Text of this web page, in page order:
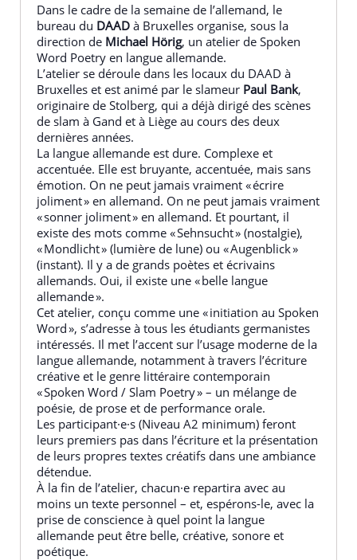
Dans le cadre de la semaine de l’allemand, le
bureau du DAAD à Bruxelles organise, sous la
direction de Michael Hörig, un atelier de Spoken
Word Poetry en langue allemande.
L’atelier se déroule dans les locaux du DAAD à
Bruxelles et est animé par le slameur Paul Bank,
originaire de Stolberg, qui a déjà dirigé des scènes
de slam à Gand et à Liège au cours des deux
dernières années.
La langue allemande est dure. Complexe et
accentuée. Elle est bruyante, accentuée, mais sans
émotion. On ne peut jamais vraiment « écrire
joliment » en allemand. On ne peut jamais vraiment
« sonner joliment » en allemand. Et pourtant, il
existe des mots comme « Sehnsucht » (nostalgie),
« Mondlicht » (lumière de lune) ou « Augenblick »
(instant). Il y a de grands poètes et écrivains
allemands. Oui, il existe une « belle langue
allemande ».
Cet atelier, conçu comme une « initiation au Spoken
Word », s’adresse à tous les étudiants germanistes
intéressés. Il met l’accent sur l’usage moderne de la
langue allemande, notamment à travers l’écriture
créative et le genre littéraire contemporain
« Spoken Word / Slam Poetry » – un mélange de
poésie, de prose et de performance orale.
Les participant·e·s (Niveau A2 minimum) feront
leurs premiers pas dans l’écriture et la présentation
de leurs propres textes créatifs dans une ambiance
détendue.
À la fin de l’atelier, chacun·e repartira avec au
moins un texte personnel – et, espérons-le, avec la
prise de conscience à quel point la langue
allemande peut être belle, créative, sonore et
poétique.